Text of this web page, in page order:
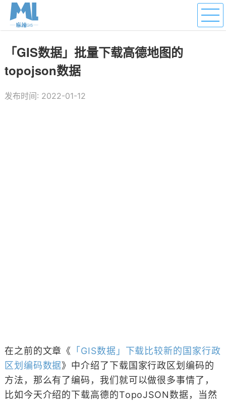
「GIS数据」批量下载高德地图的
topojson数据
发布时间: 2022-01-12
在之前的文章《
「GIS数据」下载比较新的国家行政
区划编码数据》中介绍了下载国家行政区划编码的
方法，那么有了编码，我们就可以做很多事情了，
比如今天介绍的下载高德的TopoJSON数据，当然